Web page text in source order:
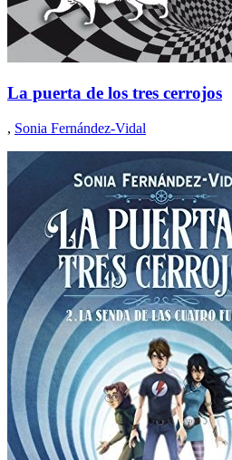
La puerta de los tres cerrojos
, Sonia Fernández-Vidal